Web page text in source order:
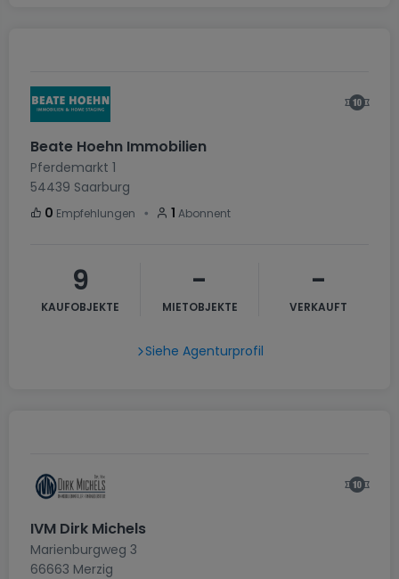
Beate Hoehn Immobilien
Pferdemarkt 1
54439 Saarburg
0 Empfehlungen ・ 1 Abonnent
9
KAUFOBJEKTE
-
MIETOBJEKTE
-
VERKAUFT
Siehe Agenturprofil
IVM Dirk Michels
Marienburgweg 3
66663 Merzig